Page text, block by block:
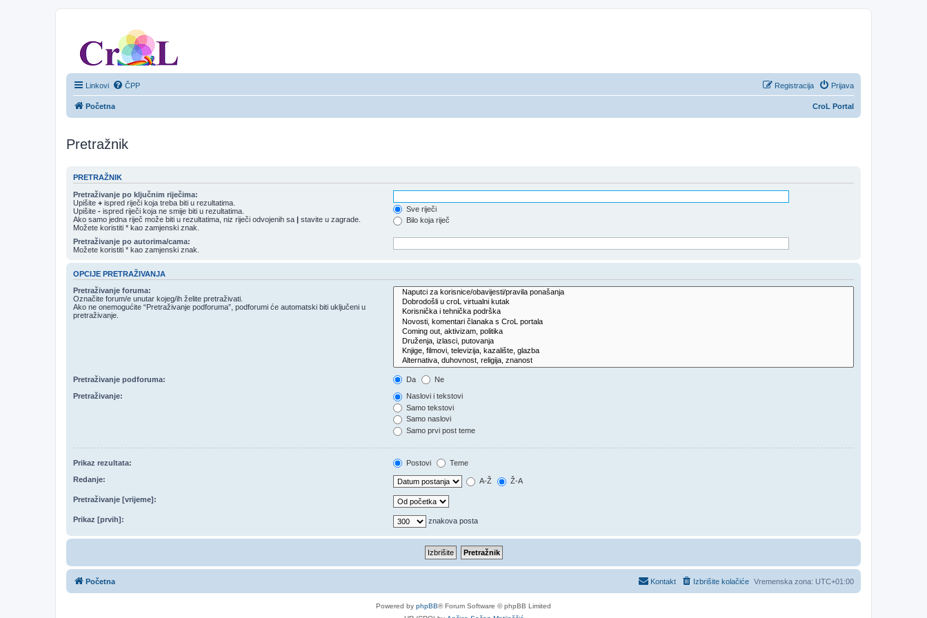
Linkovi ČPP Prijava
Registracija
CroL Portal
Početna
Pretražnik
PRETRAŽNIK
Pretraživanje po ključnim riječima:
Upišite + ispred riječi koja treba biti u rezultatima.
Upišite - ispred riječi koja ne smije biti u rezultatima.
Ako samo jedna riječ može biti u rezultatima, niz riječi odvojenih sa | stavite u zagrade.
Možete koristiti * kao zamjenski znak.
Sve riječi
Bilo koja riječ
Pretraživanje po autorima/cama:
Možete koristiti * kao zamjenski znak.
OPCIJE PRETRAŽIVANJA
Pretraživanje foruma:
Označite forum/e unutar kojeg/ih želite pretraživati.
Ako ne onemogućite “Pretraživanje podforuma”, podforumi će automatski biti uključeni u
pretraživanje.
Pretraživanje podforuma: Da Ne
Pretraživanje:
Naslovi i tekstovi
Samo tekstovi
Samo naslovi
Samo prvi post teme
Prikaz rezultata: Postovi Teme
Redanje: A-Ž Ž-A
Pretraživanje [vrijeme]:
Prikaz [prvih]: znakova posta
Početna Vremenska zona: UTC+01:00
Izbrišite kolačiće
Kontakt
Powered by phpBB® Forum Software © phpBB Limited